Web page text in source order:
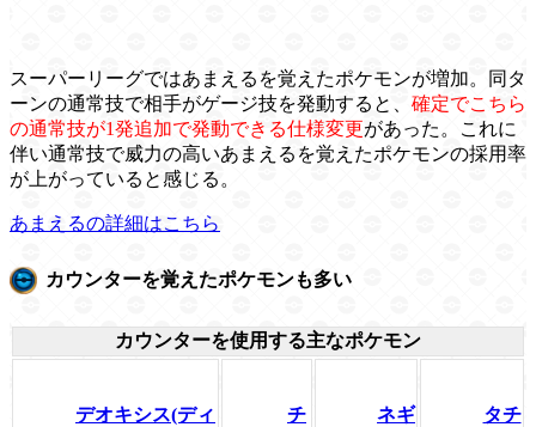
スーパーリーグではあまえるを覚えたポケモンが増加。同タ
ーンの通常技で相手がゲージ技を発動すると、 確定でこちら
の通常技が1発追加で発動できる仕様変更があった。これに
伴い通常技で威力の高いあまえるを覚えたポケモンの採用率
が上がっていると感じる。
あまえるの詳細はこちら
カウンターを覚えたポケモンも多い
カウンターを使用する主なポケモン
デオキシス(ディ
チ
ネギ
タチ